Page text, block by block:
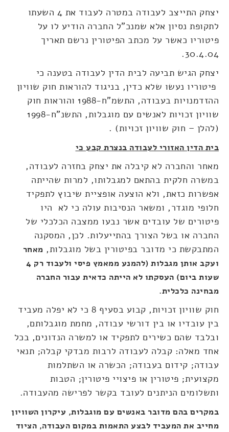
יצחק התייצב לעבודה במטרה לעבוד את 4 השעתו
לתקופת נסיון אלא שמנכ"ל החברה הודיע לו על
פיטוריו כאשר על מכתב הפיטורין נרשם תאריך
30.4.04.
יצחק הגיש תביעה לבית הדין לעבודה בטענה כי
פיטוריו נעשו שלא כדין, בניגוד להוראות חוק שוויון
ההזדמנויות בעבודה, התשמ"ח-1988 והוראות חוק
שוויון זכויות לאנשים עם מוגבלות, התשנ"ח-1998
(להלן – חוק שוויון זכויות) .
בית הדין האזורי לעבודה בנצרת קבע כי
מאחר והחברה לא קיבלה את יצחק בחזרה לעבודה,
במשרה חלקית בהתאם למגבלותו, למרות שהייתה
אפשרות כזאת, ולא הוצעה אופציית שיבוץ לתפקיד
חלופי מוגדר, ומשאר הנסיבות עולה כי לא היו
פיטורים של עובדים אשר נבעו ממצבה הכלכלי של
החברה או בשל הצורך בהתייעלות. לכן, המסקנה
המתבקשת כי מדובר בפיטורין בשל מוגבלות, מאחר
ועקב אותן מגבלות (להמנע ממאמץ פיסי ולעבוד רק 4
שעות ביום) העסקתו לא הייתה כדאית עבור החברה
מבחינה כלכלית.
חוק שוויון זכויות, קבוע בסעיף 8 כי לא יפלה מעביד
בין עובדיו או בין דורשי עבודה, מחמת מוגבלותם,
ובלבד שהם כשירים לתפקיד או למשרה הנדונים, בכל
אחד מאלה: קבלה לעבודה לרבות מבדקי קבלה; תנאי
עבודה; קידום בעבודה; הכשרה או השתלמות
מקצועית; פיטורין או פיצויי פיטורין; הטבות
ותשלומים הניתנים לעובד בקשר לפרישה מהעבודה.
במקרים בהם מדובר באנשים עם מוגבלות, עיקרון השוויון
מחייב את המעביד לבצע התאמות במקום העבודה, הציוד